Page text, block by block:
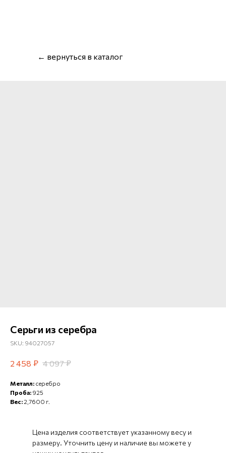
← вернуться в каталог
Серьги из серебра
SKU: 94027057
2 458 ₽ 4 097 ₽
Металл: серебро
Проба: 925
Вес:2,7600 г.
Цена изделия соответствует указанному весу и
размеру. Уточнить цену и наличие вы можете у